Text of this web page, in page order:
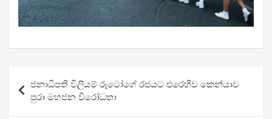
navigation
ජනාධිපති විලියම් රූටෝගේ රජයට එරෙහිව කෙන්යාව
පුරා මහජන විරෝධතා